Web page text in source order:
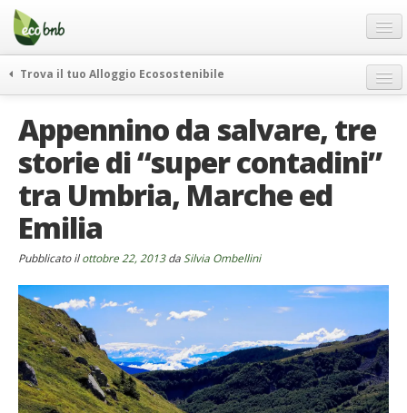
Menu
Salta
contenuto
Offerte Speciali
Regali
FAQ
Chi Siamo
Partner
Contatti
Italiano
German
English
Spanish
Trova il tuo Alloggio Ecosostenibile
itinerari
curiosità
vivere e viaggiare verde
news ed eventi
ecohotel
Appennino da salvare, tre
storie di “super contadini”
tra Umbria, Marche ed
Emilia
Pubblicato ilottobre 22, 2013da Silvia Ombellini